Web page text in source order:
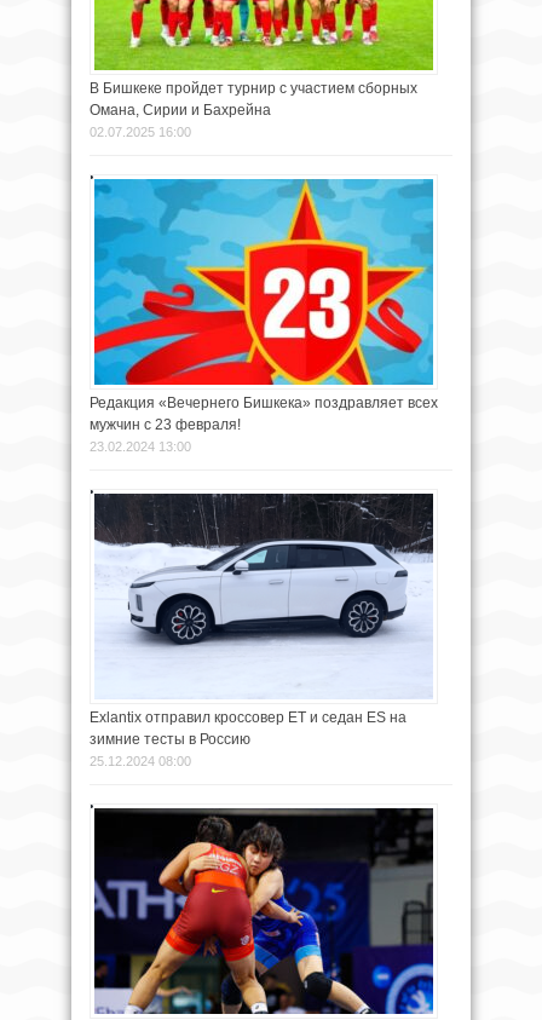
В Бишкеке пройдет турнир с участием сборных
Омана, Сирии и Бахрейна
02.07.2025 16:00
Редакция «Вечернего Бишкека» поздравляет всех
мужчин с 23 февраля!
23.02.2024 13:00
Exlantix отправил кроссовер ET и седан ES на
зимние тесты в Россию
25.12.2024 08:00